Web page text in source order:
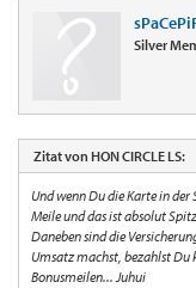
Silver
Zitat von HON CIRCLE LS:
Und wenn Du die Karte in
Meile und das ist absolut
Daneben sind die
Umsatz machst, bezahlst Du
Bonusmeilen... Juhui